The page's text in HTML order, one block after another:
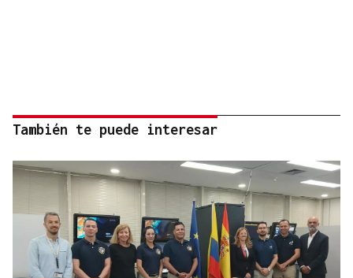
También te puede interesar